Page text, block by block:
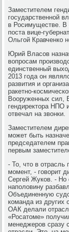
Заместителем
государственной
в Росимуществе. В
поста вице-
Ольгой Кравченко
Юрий Власов
вопросам
единственный
2013 года он
развития и
ракетно-
Вооруженных сил,
гендиректора НПО
отвечал на звонки.
Заместителем
может быть
председателем
первым
- То, что в отрасль
момент, - говорит
Сергей Жуков. - Но
наполовину
Объединенную
команда из других
ОАК делали
«Росатоме»
менеджеров сразу